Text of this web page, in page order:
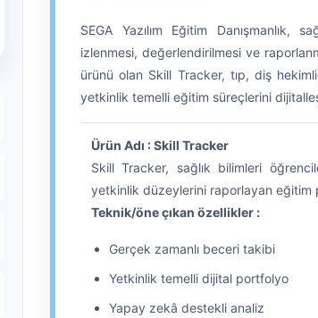
SEGA Yazılım Eğitim
izlenmesi, değerlendirilmesi ve
ürünü olan Skill Tracker, tıp, diş
yetkinlik temelli eğitim süreçlerini
Ürün Adı : Skill Tracker
Skill Tracker, sağlık bilimleri
yetkinlik düzeylerini raporlayan eğitim
Teknik/öne çıkan özellikler :
Gerçek zamanlı beceri takibi
Yetkinlik temelli dijital portfolyo
Yapay zekâ destekli analiz